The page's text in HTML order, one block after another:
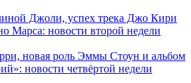
Джоли, успех трека Джо Кири
Марса: новости второй недели
новая роль Эммы Стоун и альбом
новости четвёртой недели